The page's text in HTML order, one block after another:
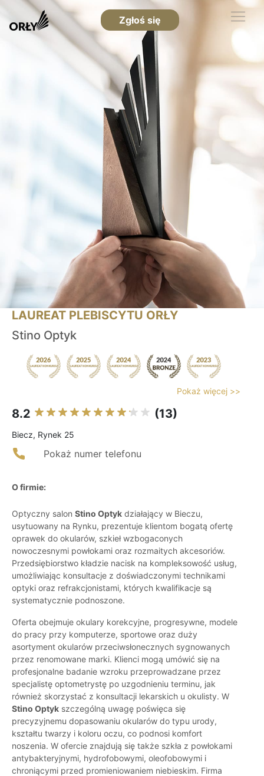
Zgłoś się
LAUREAT PLEBISCYTU ORŁY
Stino Optyk
Pokaż więcej >>
8.2 (13)
Biecz, Rynek 25
Pokaż numer telefonu
O firmie:
Optyczny salon Stino Optyk działający w Bieczu,
usytuowany na Rynku, prezentuje klientom bogatą ofertę
oprawek do okularów, szkieł wzbogaconych
nowoczesnymi powłokami oraz rozmaitych akcesoriów.
Przedsiębiorstwo kładzie nacisk na kompleksowość usług,
umożliwiając konsultacje z doświadczonymi technikami
optyki oraz refrakcjonistami, których kwalifikacje są
systematycznie podnoszone.
Oferta obejmuje okulary korekcyjne, progresywne, modele
do pracy przy komputerze, sportowe oraz duży
asortyment okularów przeciwsłonecznych sygnowanych
przez renomowane marki. Klienci mogą umówić się na
profesjonalne badanie wzroku przeprowadzane przez
specjalistę optometrystę po uzgodnieniu terminu, jak
również skorzystać z konsultacji lekarskich u okulisty. W
Stino Optyk szczególną uwagę poświęca się
precyzyjnemu dopasowaniu okularów do typu urody,
kształtu twarzy i koloru oczu, co podnosi komfort
noszenia. W ofercie znajdują się także szkła z powłokami
antybakteryjnymi, hydrofobowymi, oleofobowymi i
chroniącymi przed promieniowaniem niebieskim. Firma